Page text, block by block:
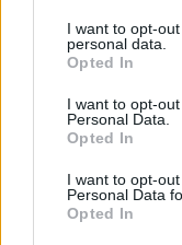
not limited to your
grant or deny
use your data for
consent section.
I want to opt-
personal data.
Opted In
I want to opt-
Personal Data.
Opted In
I want to opt-
Personal Data
Opted In
06.08.2026